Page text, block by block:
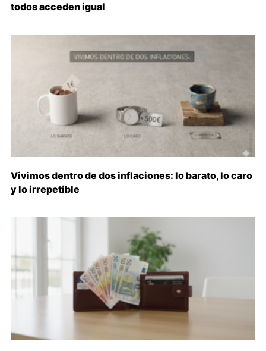
todos acceden igual
Vivimos dentro de dos inflaciones: lo barato, lo caro
y lo irrepetible